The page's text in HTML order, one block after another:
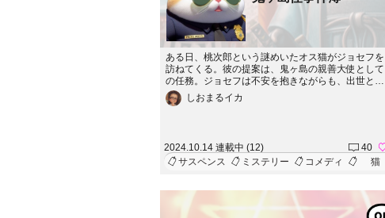
ある日、桃次郎という謎めいたオス猫がジョセフを
訪ねてくる。彼の提案は、鬼ヶ島の親善大使として
の任務。ジョセフは不安を抱きながらも、出世と名
誉のために相棒のポテトと共に島へ向かう。目の前
に広がるのは、豪華なリゾート地。鬼たちも楽しげ
は、次第にその闇に巻き込まれていく。鬼たちの笑
顔の裏に潜む影、誰が敵で誰が味方なのか。ジョセ
フとポテトは、信じていたものが裏切りに変わる瞬
き、無事に事件を解決できるのか。鬼、陰謀、そし
て裏切り。サスペンスが織り成す壮絶なストーリー
が、今始まる。
しおまるイカ
2024.10.14 連載中 (12) 40
サスペンス
ミステリー コメディ 猫